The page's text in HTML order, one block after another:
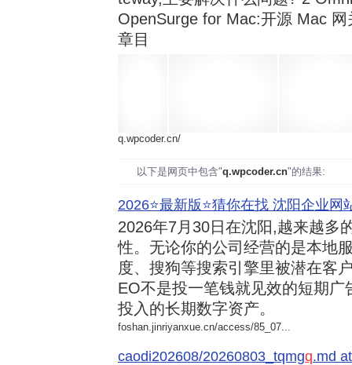
OpenSurge for Mac:开源 Mac
章目
q.wpcoder.cn/
以下是网页中包含"q.wpcoder.cn"的结果:
2026⭐️最新版⭐️猜你在找 沈阳企业网
2026年7月30日在沈阳,越来越多
性。无论你的公司经营的是本地
度、搜狗等搜索引擎里被潜在客
EO不是投一笔钱就见效的短期
投入的长期数字资产。
foshan.jinriyanxue.cn/access/85_07...
caodi202608/20260803_tqmgq.md